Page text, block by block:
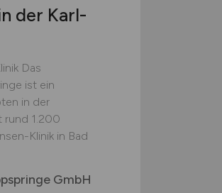
der Karl-
Das
ist ein
in der
rund 1.200
Klinik in Bad
GmbH